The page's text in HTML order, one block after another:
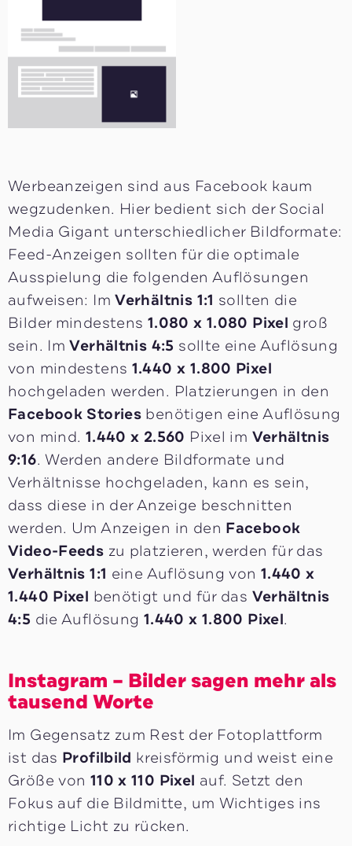
Werbeanzeigen sind aus Facebook kaum
wegzudenken. Hier bedient sich der Social
Media Gigant unterschiedlicher Bildformate:
Feed-Anzeigen sollten für die optimale
Ausspielung die folgenden Auflösungen
aufweisen: ImVerhältnis 1:1 sollten die
Bilder mindestens 1.080 x 1.080 Pixel groß
sein. ImVerhältnis 4:5 sollte eine Auflösung
von mindestens 1.440 x 1.800 Pixel
hochgeladen werden. Platzierungen in den
Facebook Stories benötigen eine Auflösung
von mind. 1.440 x 2.560 Pixel im Verhältnis
9:16. Werden andere Bildformate und
Verhältnisse hochgeladen, kann es sein,
dass diese in der Anzeige beschnitten
werden. Um Anzeigen in den Facebook
Video-Feeds zu platzieren, werden für das
Verhältnis 1:1 eine Auflösung von 1.440 x
1.440 Pixel benötigt und für das Verhältnis
4:5 die Auflösung 1.440 x 1.800 Pixel.
Instagram – Bilder sagen mehr als
tausend Worte
Im Gegensatz zum Rest der Fotoplattform
ist das Profilbild kreisförmig und weist eine
Größe von 110 x 110 Pixel auf. Setzt den
Fokus auf die Bildmitte, um Wichtiges ins
richtige Licht zu rücken.